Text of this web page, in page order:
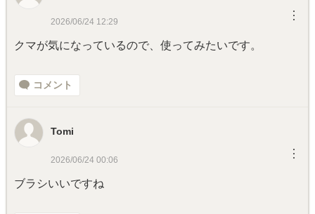
2026/06/24 12:29 ︙
クマが気になっているので、使ってみたいです。
コメント
Tomi
2026/06/24 00:06 ︙
ブラシいいですね